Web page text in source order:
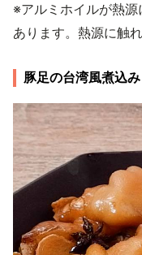
※アルミホイルが熱
あります。熱源に触
豚足の台湾風煮込み